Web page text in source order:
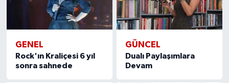
GENEL
Rock'ın Kraliçesi 6 yıl
sonra sahnede
GÜNCEL
Dualı Paylaşımlara
Devam